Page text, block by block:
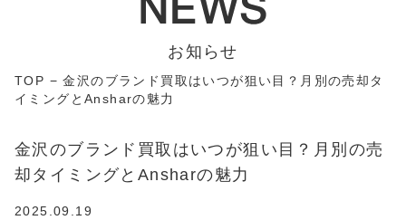
お知らせ
TOP −金沢のブランド買取はいつが狙い目？月別の売却タ
イミングとAnsharの魅力
金沢のブランド買取はいつが狙い目？月別の売
却タイミングとAnsharの魅力
2025.09.19